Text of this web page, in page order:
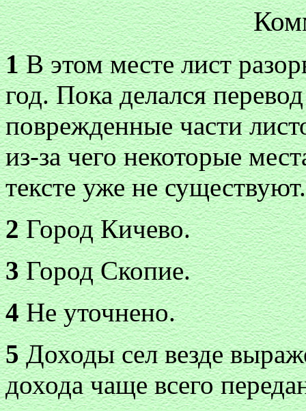
1В этом месте лист
год. Пока делался
поврежденные части
из-за чего некоторые
тексте уже не существуют.
2Город Кичево.
3Город Скопие.
4Не уточнено.
5Доходы сел везде
дохода чаще всего